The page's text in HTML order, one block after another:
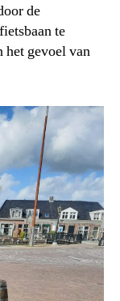
de
te
het gevoel van